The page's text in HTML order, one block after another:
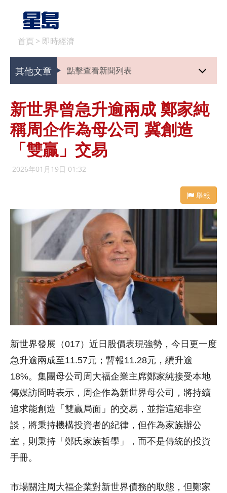
首頁 > 即時經濟
其他文章 點擊查看新聞列表
新世界曾急升逾兩成 鄭家純
稱周企作為母公司 冀創造
「雙贏」交易
2026年01月19日 01:32
舉報
新世界發展（017）近日股價表現強勢，今日更一度
急升逾兩成至11.57元；暫報11.28元，續升逾
18%。集團母公司周大福企業主席鄭家純接受本地
傳媒訪問時表示，周企作為新世界母公司，將持續
追求能創造「雙贏局面」的交易，並指這絕非空
談，將秉持機構投資者的紀律，但作為家族辦公
室，則秉持「鄭氏家族哲學」，而不是傳統的投資
手冊。
市場關注周大福企業對新世界債務的取態，但鄭家